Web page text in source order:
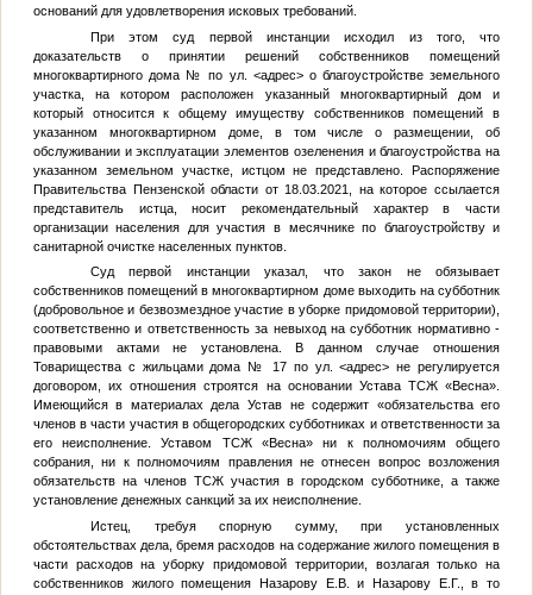
оснований для удовлетворения исковых требований.
При этом суд первой инстанции исходил из того, что
доказательств о принятии решений собственников помещений
многоквартирного дома № по ул. <адрес>о благоустройстве земельного
участка, на котором расположен указанный многоквартирный дом и
который относится к общему имуществу собственников помещений в
указанном многоквартирном доме, в том числе о размещении, об
обслуживании и эксплуатации элементов озеленения и благоустройства на
указанном земельном участке, истцом не представлено. Распоряжение
Правительства Пензенской области от 18.03.2021, на которое ссылается
представитель истца, носит рекомендательный характер в части
организации населения для участия в месячнике по благоустройству и
санитарной очистке населенных пунктов.
Суд первой инстанции указал, что закон не обязывает
собственников помещений в многоквартирном доме выходить на субботник
(добровольное и безвозмездное участие в уборке придомовой территории),
соответственно и ответственность за невыход на субботник нормативно -
правовыми актами не установлена. В данном случае отношения
Товарищества с жильцами дома № 17 по ул.<адрес> не регулируется
договором, их отношения строятся на основании Устава ТСЖ «Весна».
Имеющийся в материалах дела Устав не содержит «обязательства его
членов в части участия в общегородских субботниках и ответственности за
его неисполнение. Уставом ТСЖ «Весна» ни к полномочиям общего
собрания, ни к полномочиям правления не отнесен вопрос возложения
обязательств на членов ТСЖ участия в городском субботнике, а также
установление денежных санкций за их неисполнение.
Истец, требуя спорную сумму, при установленных
обстоятельствах дела, бремя расходов на содержание жилого помещения в
части расходов на уборку придомовой территории, возлагая только на
собственников жилого помещения Назарову Е.В. иНазарову Е.Г.
, в то